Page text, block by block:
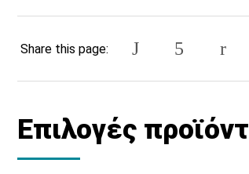
Share this page:
Επιλογές